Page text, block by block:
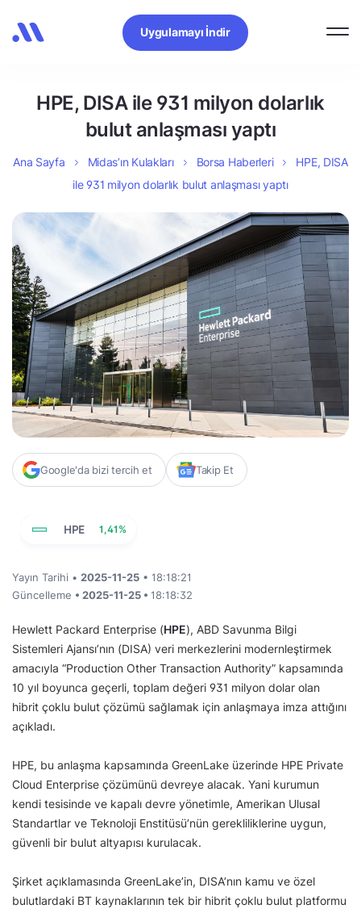
Uygulamayı İndir
HPE, DISA ile 931 milyon dolarlık
bulut anlaşması yaptı
Ana Sayfa Midas’ın Kulakları Borsa Haberleri
HPE, DISA
ile 931 milyon dolarlık bulut anlaşması yaptı
Google'da bizi tercih et Takip Et
HPE 1,41%
Yayın Tarihi • 2025-11-25 • 18:18:21
Güncelleme • 2025-11-25 • 18:18:32
Hewlett Packard Enterprise (HPE), ABD Savunma Bilgi
Sistemleri Ajansı’nın (DISA) veri merkezlerini modernleştirmek
amacıyla “Production Other Transaction Authority” kapsamında
10 yıl boyunca geçerli, toplam değeri 931 milyon dolar olan
hibrit çoklu bulut çözümü sağlamak için anlaşmaya imza attığını
açıkladı.
HPE, bu anlaşma kapsamında GreenLake üzerinde HPE Private
Cloud Enterprise çözümünü devreye alacak. Yani kurumun
kendi tesisinde ve kapalı devre yönetimle, Amerikan Ulusal
Standartlar ve Teknoloji Enstitüsü’nün gerekliliklerine uygun,
güvenli bir bulut altyapısı kurulacak.
Şirket açıklamasında GreenLake’in, DISA’nın kamu ve özel
bulutlardaki BT kaynaklarının tek bir hibrit çoklu bulut platformu